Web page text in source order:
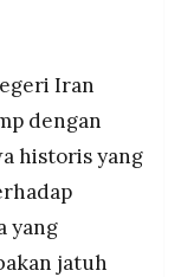
Iran
dengan
historis yang
yang
jatuh